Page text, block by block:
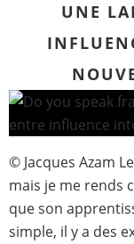
UNE
© Jacques Azam
mais je me rends
que son
simple, il y a des